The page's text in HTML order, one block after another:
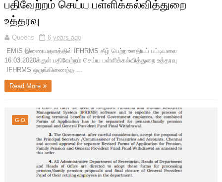
பதிவேற்றம் செய்ய பள்ளிக்கல்வித்துறை
உத்தரவு
Queens
6 years ago
EMIS இணையதளத்தில் IFHRMS கீழ் பெற்ற ஊதியப் பட்டியலை
16.03.2020க்குள் பதிவேற்றம் செய்ய பள்ளிக்கல்வித்துறை உத்தரவு
IFHRMS ஒருங்கிணைந்த ...
Read More
G.O